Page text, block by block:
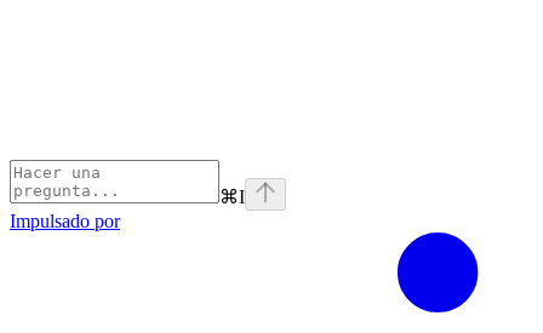
⌘I
Impulsado por